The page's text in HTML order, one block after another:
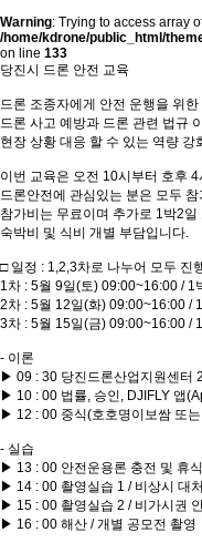
Warning: Trying to access array
/home/kdrone/public_html/
on line 133
당진시 드론 안전 교육
드론 조종자에게 안전 운행을 위한
드론 사고 예방과 드론 관련 법규
현장 상황 대응 할 수 있는 역량 강
이번 교육은 오전 10시부터 호후
드론안전에 관심있는 분은 모두
참가비는 무료이며 추가로 1박2
숙박비 및 식비 개별 부담입니다.
□ 일정 : 1,2,3차로 나누어 모두 진
1차 : 5월 9일(토) 09:00~16:00 / 1
2차 : 5월 12일(화) 09:00~16:00 /
3차 : 5월 15일(금) 09:00~16:00 /
- 이론
▶ 09 : 30 당진드론산업지원센터
▶ 10 : 00 법률, 승인, DJIFLY 앱
▶ 12 : 00 중식(호호명이보쌈 또
- 실습
▶ 13 : 00 안전운용론 충전 및 휴식
▶ 14 : 00 촬영실습 1 / 비상시 대
▶ 15 : 00 촬영실습 2 / 비가시권
▶ 16 : 00 해산 / 개별 공모전 촬영